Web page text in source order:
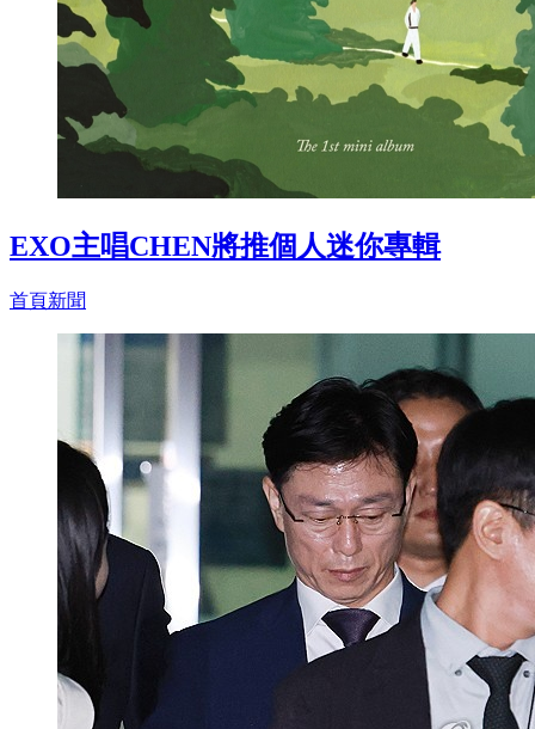
EXO主唱CHEN將推個人迷你專輯
首頁新聞